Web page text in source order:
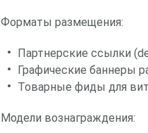
Форматы размещения:
Партнерские ссылки
Графические баннеры
Товарные фиды для
Модели вознаграждения: